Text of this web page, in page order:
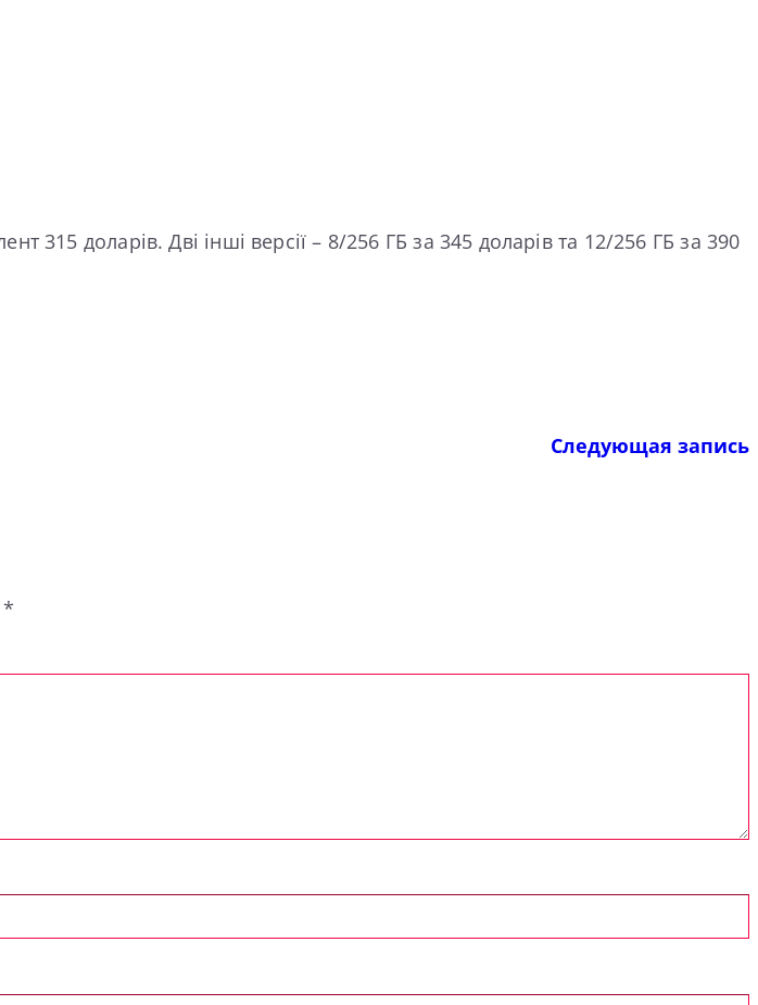
315 доларів. Дві інші версії – 8/256 ГБ за 345 доларів та 12/256 ГБ за 390
Следующая запись
*